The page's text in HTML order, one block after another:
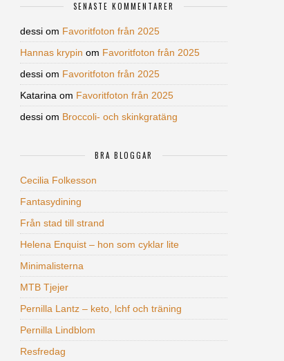
SENASTE KOMMENTARER
dessi om Favoritfoton från 2025
Hannas krypin om Favoritfoton från 2025
dessi om Favoritfoton från 2025
Katarina om Favoritfoton från 2025
dessi om Broccoli- och skinkgratäng
BRA BLOGGAR
Cecilia Folkesson
Fantasydining
Från stad till strand
Helena Enquist – hon som cyklar lite
Minimalisterna
MTB Tjejer
Pernilla Lantz – keto, lchf och träning
Pernilla Lindblom
Resfredag